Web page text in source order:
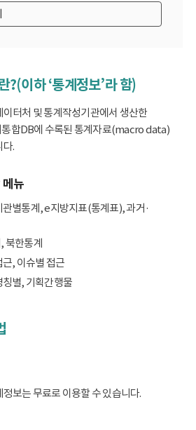
?(이하 ‘통계정보’라 함)
터처 및 통계작성기관에서 생산한
합DB에 수록된 통계자료(macro data)
다.
메뉴
별통계, e지방지표(통계표), 과거·
북한통계
근, 이슈별 접근
칭별, 기획간행물
보는 무료로 이용할 수 있습니다.